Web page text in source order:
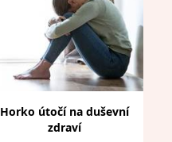
Horko útočí na duševní
zdraví